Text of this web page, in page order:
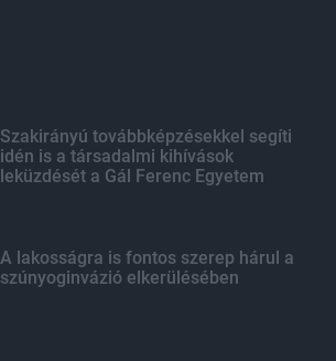
Szakirányú továbbképzésekkel segíti
idén is a társadalmi kihívások
leküzdését a Gál Ferenc Egyetem
A lakosságra is fontos szerep hárul a
szúnyoginvázió elkerülésében